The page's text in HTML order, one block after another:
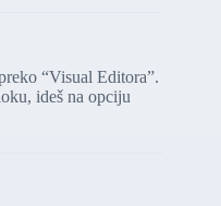
“Visual Editora”.
ideš na opciju